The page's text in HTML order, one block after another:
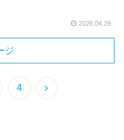
2026.04.29
ジ
4